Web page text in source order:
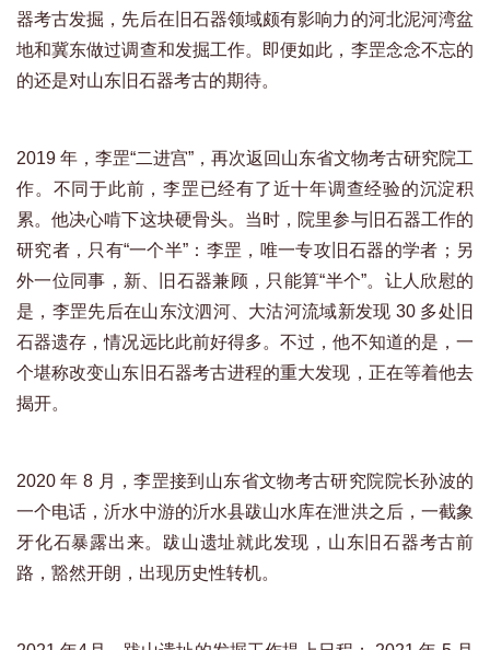
器考古发掘，先后在旧石器领域颇有影响力的河北泥河湾盆
地和冀东做过调查和发掘工作。即便如此，李罡念念不忘的
的还是对山东旧石器考古的期待。
2019 年，李罡“二进宫”，再次返回山东省文物考古研究院工
作。不同于此前，李罡已经有了近十年调查经验的沉淀积
累。他决心啃下这块硬骨头。当时，院里参与旧石器工作的
研究者，只有“一个半”：李罡，唯一专攻旧石器的学者；另
外一位同事，新、旧石器兼顾，只能算“半个”。让人欣慰的
是，李罡先后在山东汶泗河、大沽河流域新发现 30 多处旧
石器遗存，情况远比此前好得多。不过，他不知道的是，一
个堪称改变山东旧石器考古进程的重大发现，正在等着他去
揭开。
2020 年 8 月，李罡接到山东省文物考古研究院院长孙波的
一个电话，沂水中游的沂水县跋山水库在泄洪之后，一截象
牙化石暴露出来。跋山遗址就此发现，山东旧石器考古前
路，豁然开朗，出现历史性转机。